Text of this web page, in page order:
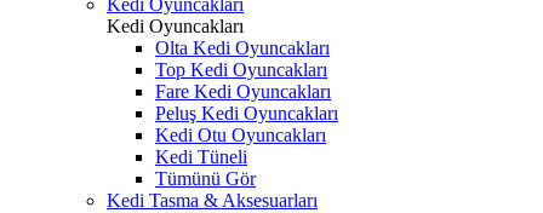
Kedi Oyuncakları
Kedi Oyuncakları
Olta Kedi Oyuncakları
Top Kedi Oyuncakları
Fare Kedi Oyuncakları
Peluş Kedi Oyuncakları
Kedi Otu Oyuncakları
Kedi Tüneli
Tümünü Gör
Kedi Tasma & Aksesuarları